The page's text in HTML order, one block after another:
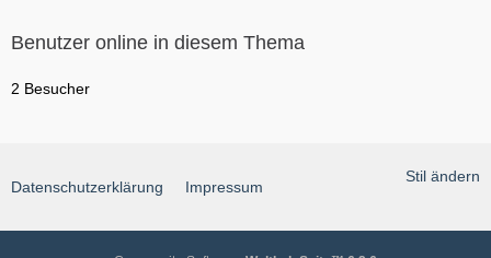
Benutzer online in diesem Thema
2 Besucher
Stil ändern
Datenschutzerklärung Impressum